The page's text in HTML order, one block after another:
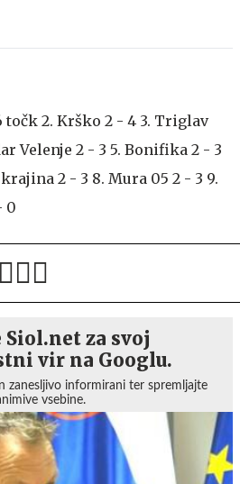
2. Krško 2 - 4 3. Triglav
Velenje 2 - 3 5. Bonifika 2 - 3
2 - 3 8. Mura 05 2 - 3 9.
0
za svoj
vir na Googlu.
zanesljivo informirani ter spremljajte
vsebine.